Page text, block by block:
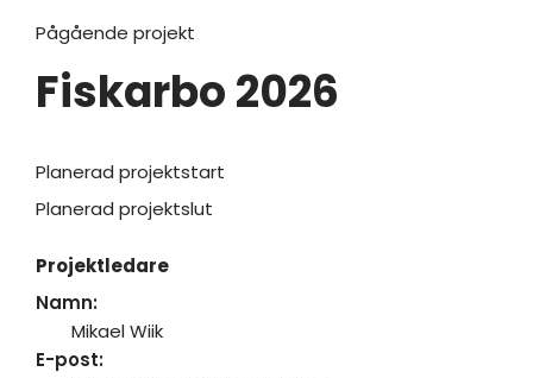
Pågående projekt
Fiskarbo 2026
Planerad projektstart
Planerad projektslut
Projektledare
Namn:
Mikael Wiik
E-post: